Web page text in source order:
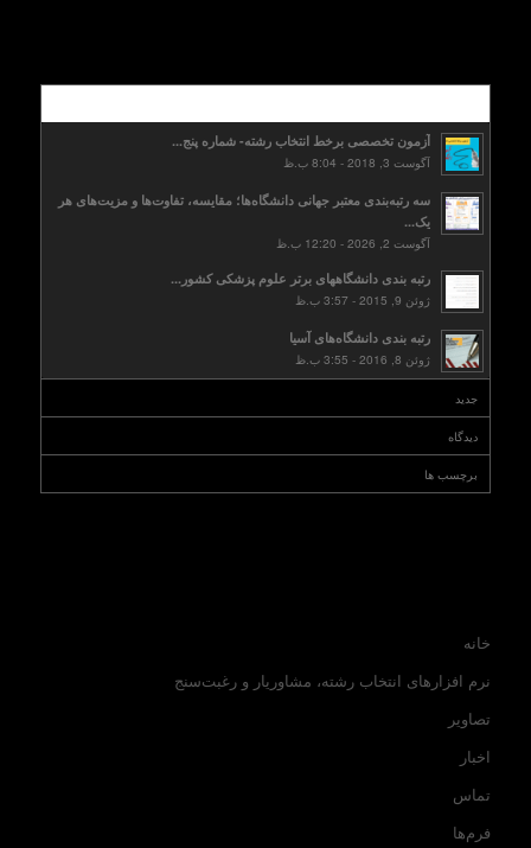
آزمون تخصصی برخط انتخاب رشته- شماره پنج...
آگوست 3, 2018 - 8:04 ب.ظ
سه رتبه‌بندی معتبر جهانی دانشگاه‌ها؛ مقایسه، تفاوت‌ها و مزیت‌های هر
یک...
آگوست 2, 2026 - 12:20 ب.ظ
رتبه بندی دانشگاههای برتر علوم پزشکی کشور...
ژوئن 9, 2015 - 3:57 ب.ظ
رتبه بندی دانشگاه‌های آسیا
ژوئن 8, 2016 - 3:55 ب.ظ
جدید
دیدگاه
برچسب ها
خانه
نرم افزارهای انتخاب رشته، مشاوریار و رغبت‌سنج
تصاویر
اخبار
تماس
فرم‌ها